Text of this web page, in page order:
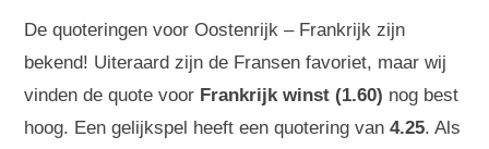
De quoteringen voor Oostenrijk – Frankrijk zijn
bekend! Uiteraard zijn de Fransen favoriet, maar wij
vinden de quote voor Frankrijk winst (1.60) nog best
hoog. Een gelijkspel heeft een quotering van 4.25. Als